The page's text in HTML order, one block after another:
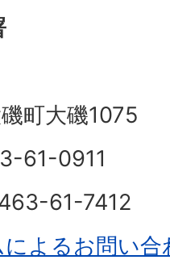
町大磯1075
61-0911
61-7412
よるお問い合